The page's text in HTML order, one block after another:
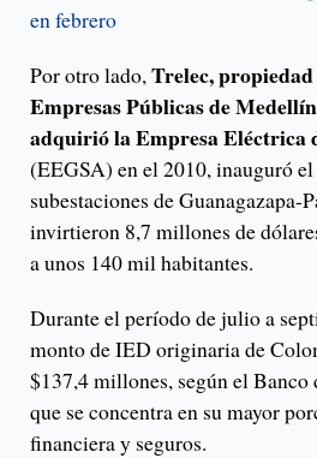
en febrero
Por otro lado,Trelec,
Empresas Públicas de
adquirió la Empresa Eléctrica
(EEGSA) en el 2010, inauguró
subestaciones de Guanagazapa-
invirtieron 8,7 millones de
a unos 140 mil habitantes.
Durante el período de julio a
monto de IED originaria de
$137,4 millones, según el
que se concentra en su mayor
financiera y seguros.